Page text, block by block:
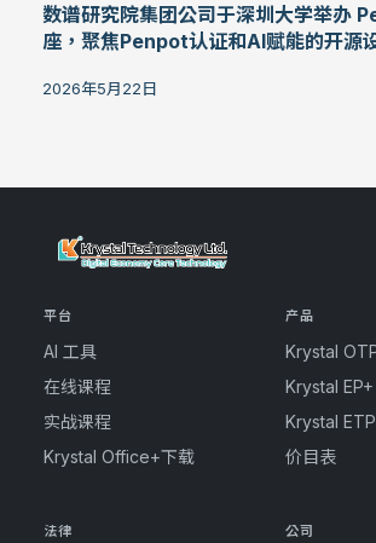
数谱研究院集团公司于深圳大学举办
座，聚焦Penpot认证和AI赋能的开源
2026年5月22日
平台
AI 工具
在线课程
实战课程
Krystal Office+下载
产品
Krystal
Krystal EP+
Krystal ETP
价目表
法律 公司